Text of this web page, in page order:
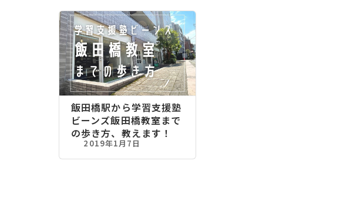
飯田橋駅から学習支援塾
ビーンズ飯田橋教室まで
の歩き方、教えます！
2019年1月7日